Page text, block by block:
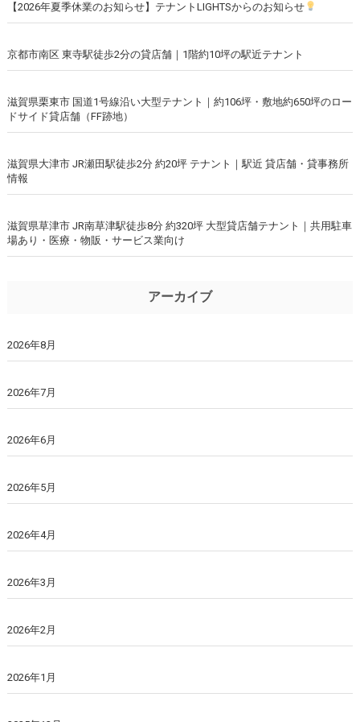
【2026年夏季休業のお知らせ】テナントLIGHTSからのお知らせ
京都市南区 東寺駅徒歩2分の貸店舗｜1階約10坪の駅近テナント
滋賀県栗東市 国道1号線沿い大型テナント｜約106坪・敷地約650坪のロー
ドサイド貸店舗（FF跡地）
滋賀県大津市 JR瀬田駅徒歩2分 約20坪 テナント｜駅近 貸店舗・貸事務所
情報
滋賀県草津市 JR南草津駅徒歩8分 約320坪 大型貸店舗テナント｜共用駐車
場あり・医療・物販・サービス業向け
アーカイブ
2026年8月
2026年7月
2026年6月
2026年5月
2026年4月
2026年3月
2026年2月
2026年1月